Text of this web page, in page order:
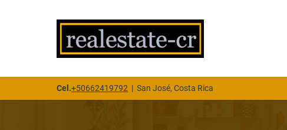
Cel.+50662419792 | San José, Costa Rica